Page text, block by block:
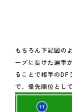
もちろん下記図の
ープに長けた選手
ることで相手のDF
で、優先順位とし